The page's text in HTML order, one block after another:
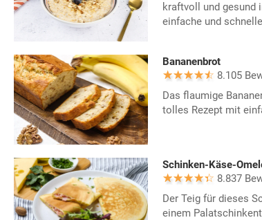
kraftvoll und gesund
einfache und
Bananenbrot
8.105
Das flaumige
tolles Rezept mit
Schinken-Käse-
8.837
Der Teig für dieses
einem